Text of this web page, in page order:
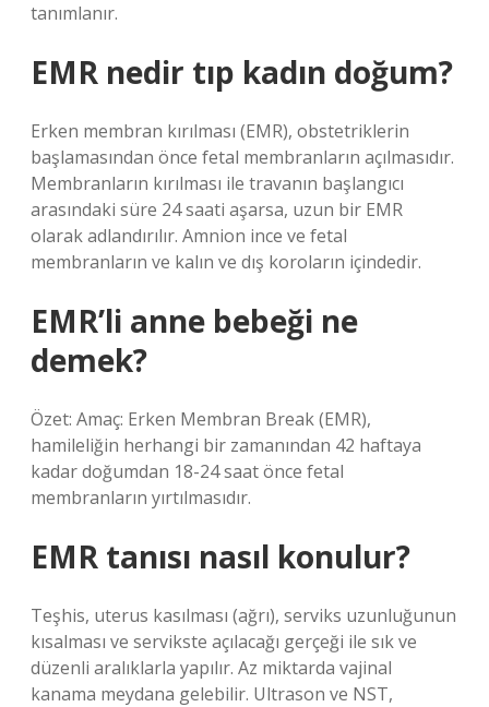
tanımlanır.
EMR nedir tıp kadın doğum?
Erken membran kırılması (EMR), obstetriklerin
başlamasından önce fetal membranların açılmasıdır.
Membranların kırılması ile travanın başlangıcı
arasındaki süre 24 saati aşarsa, uzun bir EMR
olarak adlandırılır. Amnion ince ve fetal
membranların ve kalın ve dış koroların içindedir.
EMR’li anne bebeği ne
demek?
Özet: Amaç: Erken Membran Break (EMR),
hamileliğin herhangi bir zamanından 42 haftaya
kadar doğumdan 18-24 saat önce fetal
membranların yırtılmasıdır.
EMR tanısı nasıl konulur?
Teşhis, uterus kasılması (ağrı), serviks uzunluğunun
kısalması ve servikste açılacağı gerçeği ile sık ve
düzenli aralıklarla yapılır. Az miktarda vajinal
kanama meydana gelebilir. Ultrason ve NST,